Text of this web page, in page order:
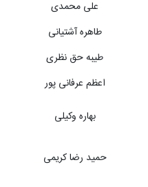
علی محمدی
طاهره آشتیانی
طیبه حق نظری
اعظم عرفانی پور
بهاره وکیلی
حمید رضا کریمی